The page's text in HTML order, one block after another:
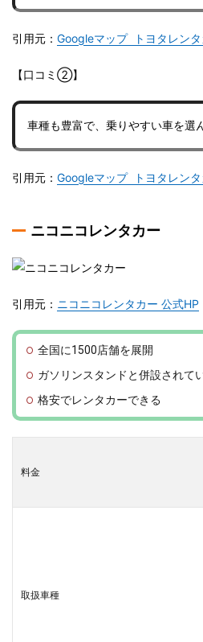
引用元： Googleマップ トヨタレン
【口コミ②】
車種も豊富で、乗りやすい車を選
引用元： Googleマップ トヨタレン
ニコニコレンタカー
引用元： ニコニコレンタカー 公式HP
全国に1500店舗を展開
ガソリンスタンドと併設されて
格安でレンタカーできる
料金
取扱車種